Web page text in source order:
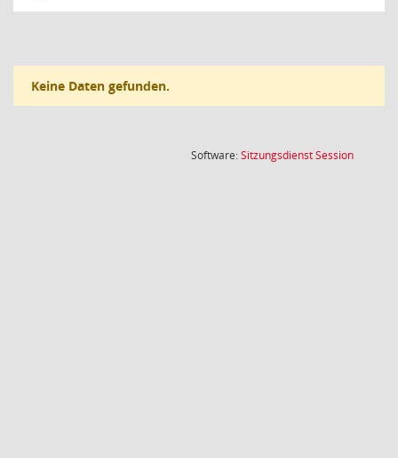
Keine Daten gefunden.
Software:SitzungsdienstSession(Wird in